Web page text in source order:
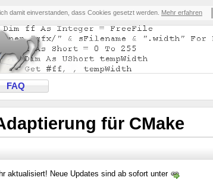
damit einverstanden, dass Cookies gesetzt werden. Mehr erfahren
FAQ
für CMake
aktualisiert! Neue Updates sind ab sofort unter